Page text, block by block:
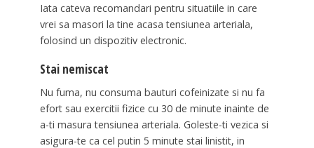
Iata cateva recomandari pentru situatiile in care
vrei sa masori la tine acasa tensiunea arteriala,
folosind un dispozitiv electronic.
Stai nemiscat
Nu fuma, nu consuma bauturi cofeinizate si nu fa
efort sau exercitii fizice cu 30 de minute inainte de
a-ti masura tensiunea arteriala. Goleste-ti vezica si
asigura-te ca cel putin 5 minute stai linistit, in